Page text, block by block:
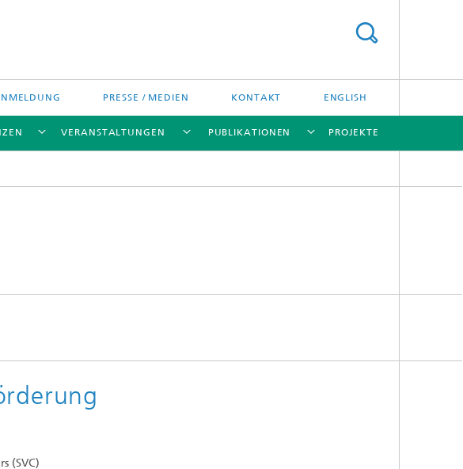
PRESSE / MEDIEN KONTAKT ENGLISH
VERANSTALTUNGEN PUBLIKATIONEN PROJEKTE
(SVC)